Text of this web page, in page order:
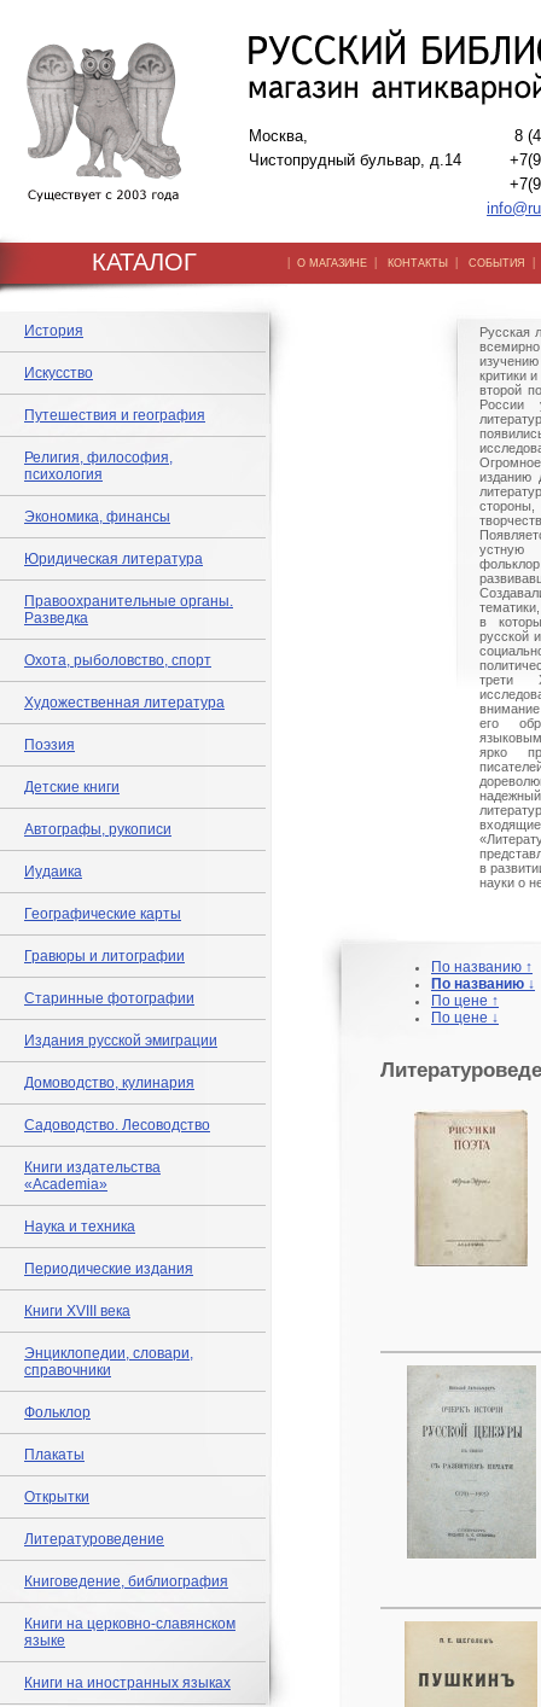
Москва,
Чистопрудный бульвар, д.14
8
КАТАЛОГ | О МАГАЗИНЕ | КОНТАКТЫ | СОБЫТИЯ
История
Искусство
Путешествия и география
Религия, философия,
психология
Экономика, финансы
Юридическая литература
Правоохранительные органы.
Разведка
Охота, рыболовство, спорт
Художественная литература
Поэзия
Детские книги
Автографы, рукописи
Иудаика
Географические карты
Гравюры и литографии
Старинные фотографии
Издания русской эмиграции
Домоводство, кулинария
Садоводство. Лесоводство
Книги издательства
«Academia»
Наука и техника
Периодические издания
Книги XVIII века
Энциклопедии, словари,
справочники
Фольклор
Плакаты
Открытки
Литературоведение
Книговедение, библиография
Книги на церковно-славянском
языке
Книги на иностранных языках
Русская
критики
второй
России
изданию
устную
в
русской
трети
его
ярко
в
науки о
По названию ↑
По названию ↓
По цене ↑
По цене ↓